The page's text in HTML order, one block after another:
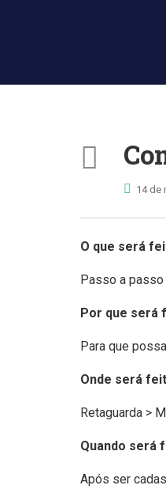
14 de
O que será
Passo a
Por que será
Para que
Onde será
Retaguarda >
Quando será
Após ser